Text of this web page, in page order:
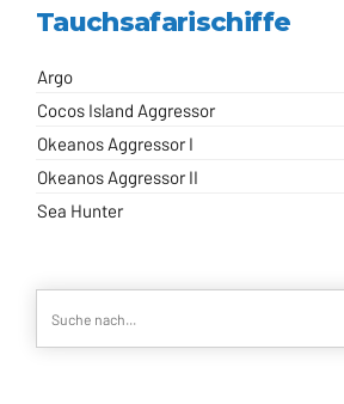
Tauchsafarischiffe
Argo
Cocos Island Aggressor
Okeanos Aggressor I
Okeanos Aggressor II
Sea Hunter